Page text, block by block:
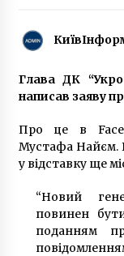
Глава ДК
написав заяву
Про це в
Мустафа Найєм.
у відставку ще
“Новий
повинен
поданням